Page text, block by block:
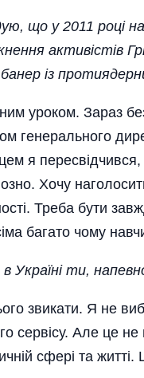
що у 2011 році
активістів
із
уроком. Зараз
генерального
я пересвідчився,
Хочу
Треба бути
багато чому
Україні ти,
звикати. Я не
сервісу. Але це
сфері та